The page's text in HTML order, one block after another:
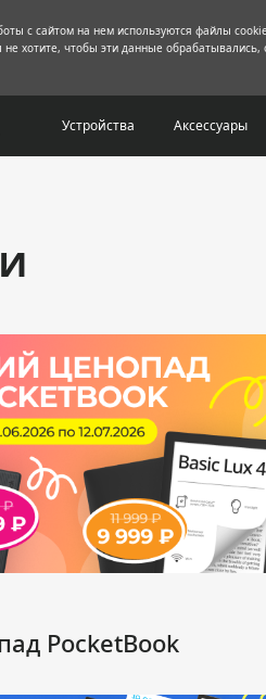
с сайтом на нем используются файлы
хотите, чтобы эти данные обрабатывались,
Устройства Аксессуары
PocketBook